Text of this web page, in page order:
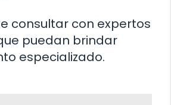
consultar con expertos
puedan brindar
especializado.